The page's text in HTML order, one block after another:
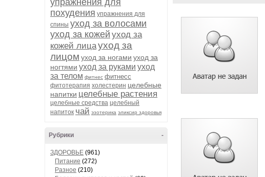
упражнения для
похудения упражнения для
спины уход за волосами
уход за кожей уход за
кожей лицауход за
лицом уход за ногами уход за
ногтями уход за руками уход
за телом фитнес фитнесс
фитотерапия холестерин целебные
напитки целебные растения
целебные средства целебный
напиток чай эзотерика эликсир здоровья
-
Рубрики
ЗДОРОВЬЕ (961)
Питание (272)
Разное (210)